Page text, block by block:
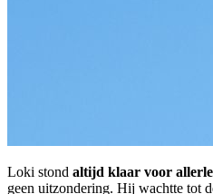
Loki stond altijd klaar voor
geen uitzondering. Hij wachtte tot